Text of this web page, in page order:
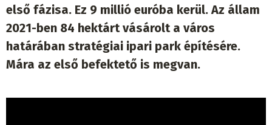
első fázisa. Ez 9 millió euróba kerül. Az állam
2021-ben 84 hektárt vásárolt a város
határában stratégiai ipari park építésére.
Mára az első befektető is megvan.